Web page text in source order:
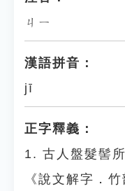
ㄐㄧ
漢語拼音：
jī
正字釋義：
1. 古人盤髮髻
《說文解字．